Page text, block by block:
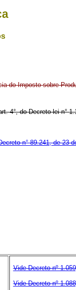
do Imposto sobre
4°, do Decreto-lei n°
n° 89.241, de 23
Vide Decreto nº
Vide Decreto nº